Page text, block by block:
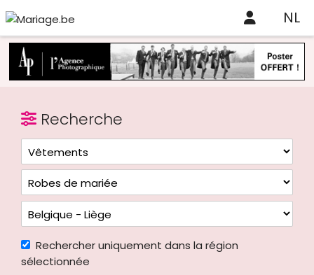
NL
Recherche
Rechercher uniquement dans la région
sélectionnée